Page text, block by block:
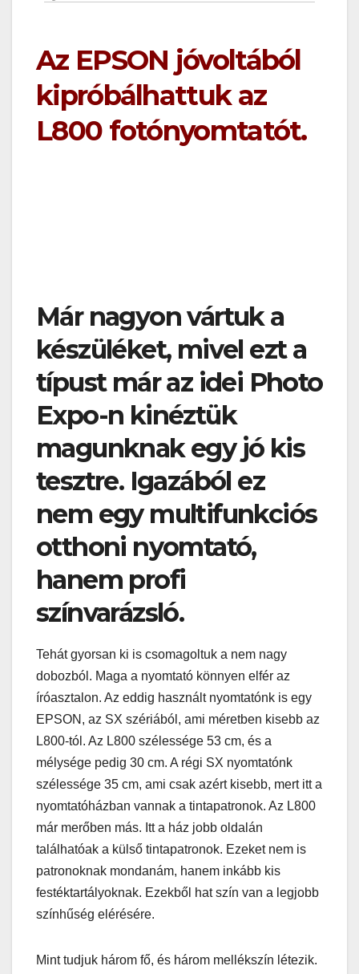
Az EPSON jóvoltából
kipróbálhattuk az
L800 fotónyomtatót.
Már nagyon vártuk a
készüléket, mivel ezt a
típust már az idei Photo
Expo-n kinéztük
magunknak egy jó kis
tesztre. Igazából ez
nem egy multifunkciós
otthoni nyomtató,
hanem profi
színvarázsló.
Tehát gyorsan ki is csomagoltuk a nem nagy
dobozból. Maga a nyomtató könnyen elfér az
íróasztalon. Az eddig használt nyomtatónk is egy
EPSON, az SX szériából, ami méretben kisebb az
L800-tól. Az L800 szélessége 53 cm, és a
mélysége pedig 30 cm. A régi SX nyomtatónk
szélessége 35 cm, ami csak azért kisebb, mert itt a
nyomtatóházban vannak a tintapatronok. Az L800
már merőben más. Itt a ház jobb oldalán
találhatóak a külső tintapatronok. Ezeket nem is
patronoknak mondanám, hanem inkább kis
festéktartályoknak. Ezekből hat szín van a legjobb
színhűség elérésére.
Mint tudjuk három fő, és három mellékszín létezik.